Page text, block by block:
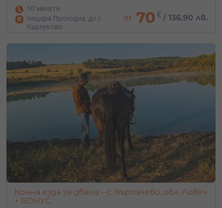
10 минути
пещера Проходна, до с.
Карлуково
от 70 € / 136.90 лв.
Конна езда за двама – с. Кърпачево, обл. Ловеч
+ БОНУС